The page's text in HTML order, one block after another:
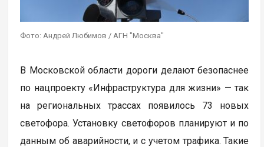
Фото: Андрей Любимов / АГН "Москва"
В Московской области дороги делают безопаснее
по нацпроекту «Инфраструктура для жизни» — так
на региональных трассах появилось 73 новых
светофора. Установку светофоров планируют и по
данным об аварийности, и с учетом трафика. Такие